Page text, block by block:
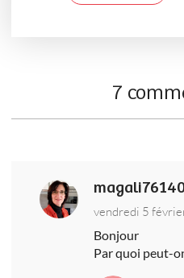
7
vendredi 5
Bonjour
Par quoi peut-